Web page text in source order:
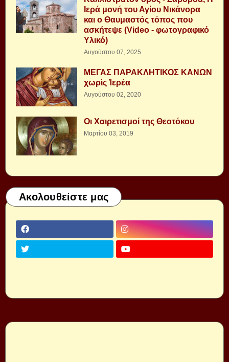
Ιερά μονή του Αγίου Νικάνορα
και ο Θαυμαστός τόπος που
ασκήτεψε (Video - φωτογραφικό
Υλικό)
Αυγούστου 07, 2025
ΜΕΓΑΣ ΠΑΡΑΚΛΗΤΙΚΟΣ ΚΑΝΩΝ
χωρὶς Ἱερέα
Αυγούστου 02, 2020
Οι Χαιρετισμοί της Θεοτόκου
Μαρτίου 03, 2019
Ακολουθείστε μας